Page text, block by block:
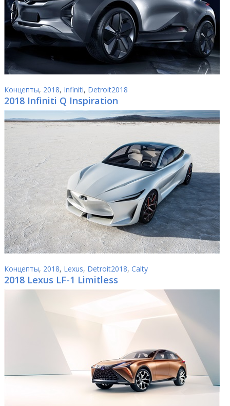
Концепты, 2018, Infiniti, Detroit2018
2018 Infiniti Q Inspiration
Концепты, 2018, Lexus, Detroit2018, Calty
2018 Lexus LF-1 Limitless